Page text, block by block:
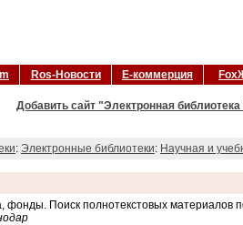
Ros-Новости Е-коммерция
Добавить сайт "Электронная
: Электронные библиотеки: Научная и
Поиск полнотекстовых материалов